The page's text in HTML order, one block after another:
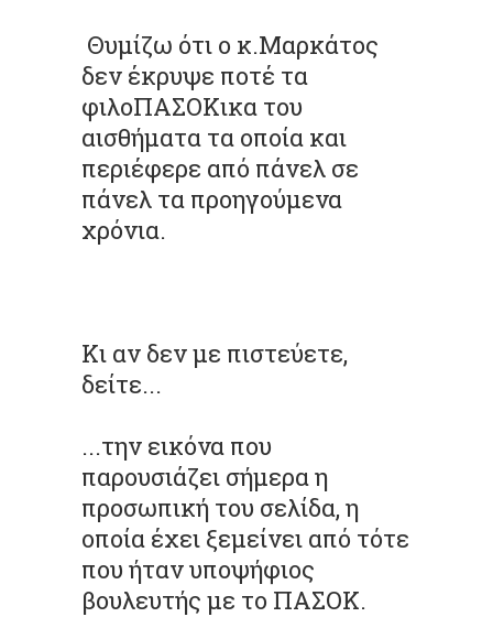
Θυμίζω ότι ο κ.Μαρκάτος
δεν έκρυψε ποτέ τα
φιλοΠΑΣΟΚικα του
αισθήματα τα οποία και
περιέφερε από πάνελ σε
πάνελ τα προηγούμενα
χρόνια.
Κι αν δεν με πιστεύετε,
δείτε...
...την εικόνα που
παρουσιάζει σήμερα η
προσωπική του σελίδα, η
οποία έχει ξεμείνει από τότε
που ήταν υποψήφιος
βουλευτής με το ΠΑΣΟΚ.